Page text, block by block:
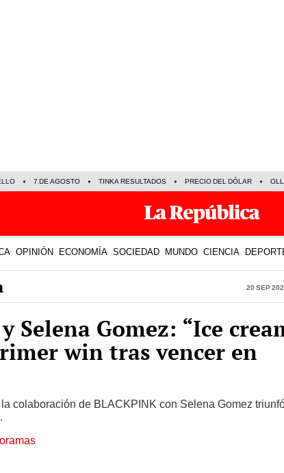
7 DE AGOSTO TINKA RESULTADOS PRECIO DEL DÓLAR
OPINIÓN ECONOMÍA SOCIEDAD MUNDO CIENCIA
20 Sep
Selena Gomez: “Ice
win tras vencer en
colaboración de BLACKPINK con Selena Gomez